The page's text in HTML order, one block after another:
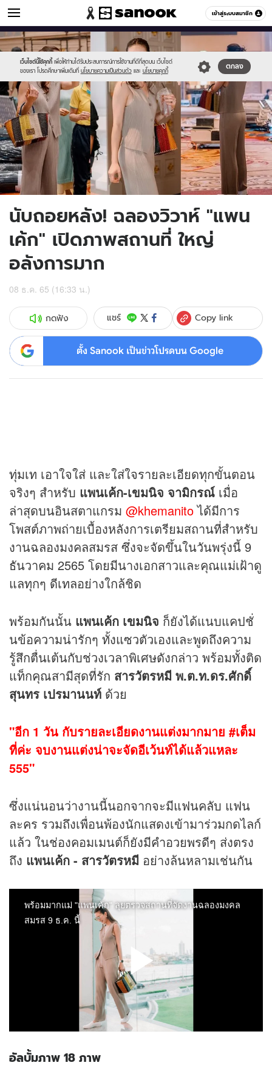
เข้าสู่ระบบสมาชิก
ข่าวบันเทิง หมวดอื่นๆ
เว็บไซต์นี้ใช้คุกกี้ เพื่อให้ท่านได้รับประสบการณ์การใช้งานที่ดีที่สุดบน เว็บไซต์
ของเรา โปรดศึกษาเพิ่มเติมที่ นโยบายความเป็นส่วนตัว และ นโยบายคุกกี้
ตกลง
Sanook
//s.isanook.com/sr/0/images/logo-
new-
sanook.png
600
60
//s.isanook.com/ns/0/ud/1734/8672518/4.jpg
นับถอยหลัง! ฉลองวิวาห์ "แพน
เค้ก" เปิดภาพสถานที่ ใหญ่
อลังการมาก
08 ธ.ค. 65 (16:33 น.)
กดฟัง แชร์ Copy link
ตั้ง Sanook เป็นข่าวโปรดบน Google
ทุ่มเท เอาใจใส่ และใส่ใจรายละเอียดทุกขั้นตอน
จริงๆ สำหรับ แพนเค้ก-เขมนิจ จามิกรณ์ เมื่อ
ล่าสุดบนอินสตาแกรม @khemanitoได้มีการ
โพสต์ภาพถ่ายเบื้องหลังการเตรียมสถานที่สำหรับ
งานฉลองมงคลสมรส ซึ่งจะจัดขึ้นในวันพรุ่งนี้ 9
ธันวาคม 2565 โดยมีนางเอกสาวและคุณแม่เฝ้าดู
แลทุกๆ ดีเทลอย่างใกล้ชิด
พร้อมกันนั้น แพนเค้ก เขมนิจ ก็ยังได้แนบแคปชั่
นข้อความน่ารักๆ ทั้งแซวตัวเองและพูดถึงความ
รู้สึกตื่นเต้นกับช่วงเวลาพิเศษดังกล่าว พร้อมทั้งติด
แท็กคุณสามีสุดที่รัก สารวัตรหมี พ.ต.ท.ดร.ศักดิ์
สุนทร เปรมานนท์ ด้วย
"อีก 1 วัน กับรายละเอียดงานแต่งมากมาย #เต็ม
ที่ค่ะ จบงานแต่งน่าจะจัดอีเว้นท์ได้แล้วแหละ
555"
ซึ่งแน่นอนว่างานนี้นอกจากจะมีแฟนคลับ แฟน
ละคร รวมถึงเพื่อนพ้องนักแสดงเข้ามาร่วมกดไลก์
แล้ว ในช่องคอมเมนต์ก็ยังมีคำอวยพรดีๆ ส่งตรง
ถึง แพนเค้ก - สารวัตรหมี อย่างล้นหลามเช่นกัน
อัลบั้มภาพ 18 ภาพ